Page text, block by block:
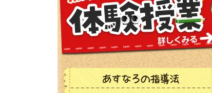
あすなろの指導法